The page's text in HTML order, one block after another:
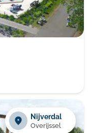
Nijverdal
Overijssel